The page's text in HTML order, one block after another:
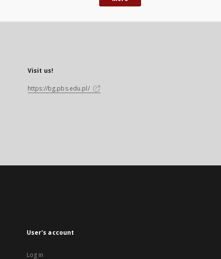
Visit us!
https://bg.pbs.edu.pl/
User's account
Log in